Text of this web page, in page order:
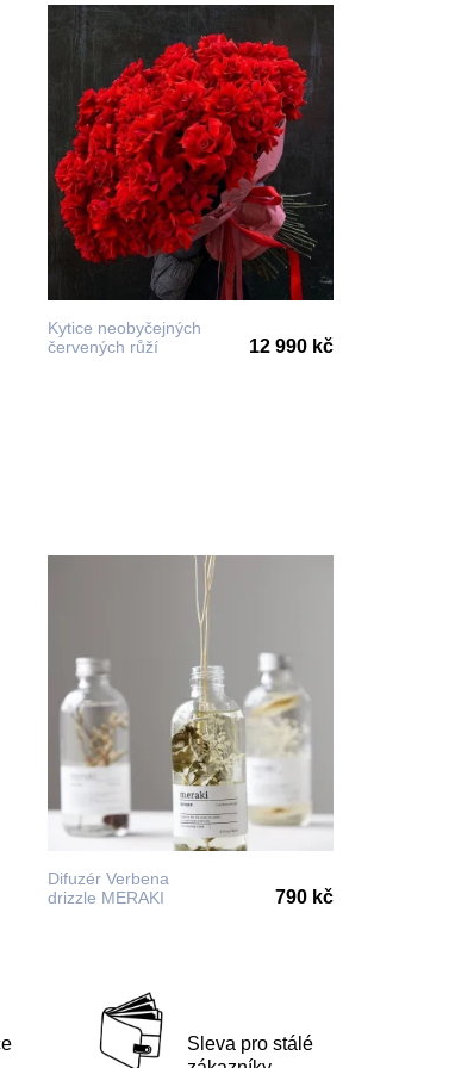
Kytice neobyčejných
červených růží
12 990 kč
Difuzér Verbena
drizzle MERAKI
790 kč
Sleva pro stálé